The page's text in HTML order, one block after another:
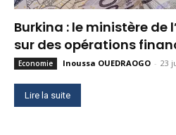
Burkina : le ministère de
sur des opérations
Economie Inoussa OUEDRAOGO - 23
Lire la suite